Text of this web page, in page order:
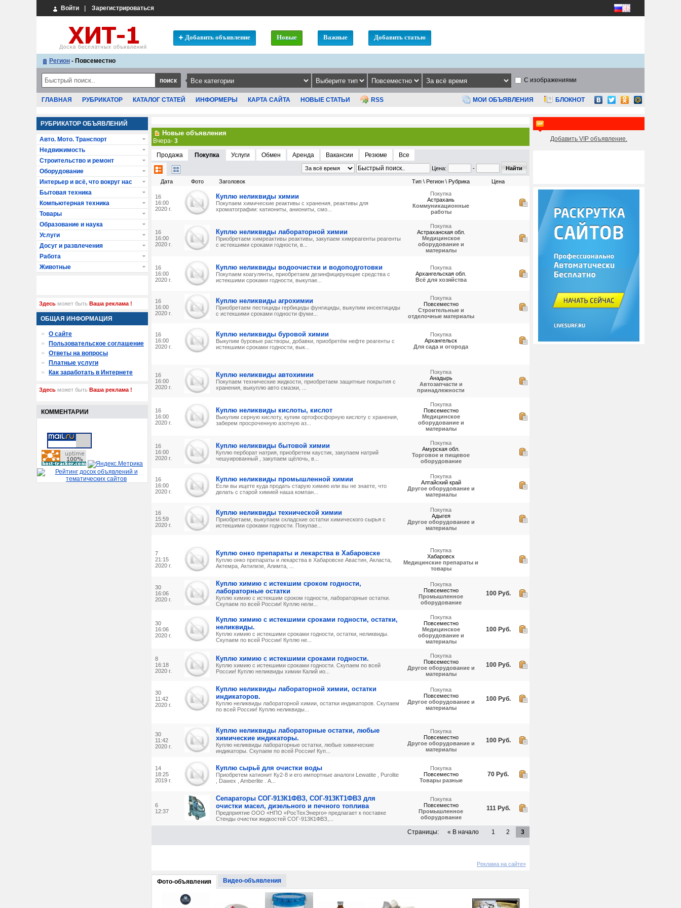
Войти Зарегистрироваться
Добавить объявление Новые Важные Добавить статью
Регион - Повсеместно
С изображениями
ГЛАВНАЯ РУБРИКАТОР КАТАЛОГ СТАТЕЙ ИНФОРМЕРЫ КАРТА САЙТА НОВЫЕ СТАТЬИ RSS МОИ ОБЪЯВЛЕНИЯ БЛОКНОТ
Новые объявления
Вчера- 3
Продажа
Покупка Услуги Обмен Аренда Вакансии Резюме Все
Цена: -
Дата Фото Заголовок Тип \ Регион \ Рубрика Цена
16
16:00
2020 г.
Куплю неликвиды химии
Покупаем химические реактивы с хранения, реактивы для
хроматографии: катиониты, аниониты, смо...
Покупка
Астрахань
Коммуникационные
работы
16
16:00
2020 г.
Куплю неликвиды лабораторной химии
Приобретаем химреактивы реактивы, закупаем химреагенты реагенты
с истекшими сроками годности, в...
Покупка
Астраханская обл.
Медицинское
оборудование и
материалы
16
16:00
2020 г.
Куплю неликвиды водоочистки и водоподготовки
Покупаем коагулянты, приобретаем дезинфицирующие средства с
истекшими сроками годности, выкупае...
Покупка
Архангельская обл.
Всё для хозяйства
16
16:00
2020 г.
Куплю неликвиды агрохимии
Приобретаем пестициды гербициды фунгициды, выкупим инсектициды
с истекшими сроками годности фуми...
Покупка
Повсеместно
Строительные и
отделочные материалы
16
16:00
2020 г.
Куплю неликвиды буровой химии
Выкупим буровые растворы, добавки, приобретём нефте реагенты с
истекшими сроками годности, вык...
Покупка
Архангельск
Для сада и огорода
16
16:00
2020 г.
Куплю неликвиды автохимии
Покупаем технические жидкости, приобретаем защитные покрытия с
хранения, выкуплю авто смазки, ...
Покупка
Анадырь
Автозапчасти и
принадлежности
16
16:00
2020 г.
Куплю неликвиды кислоты, кислот
Выкупим серную кислоту, купим ортофосфорную кислоту с хранения,
заберем просроченную азотную аз...
Покупка
Повсеместно
Медицинское
оборудование и
материалы
16
16:00
2020 г.
Куплю неликвиды бытовой химии
Куплю перборат натрия, приобретем каустик, закупаем натрий
чешуированный , закупаем щёлочь, в...
Покупка
Амурская обл.
Торговое и пищевое
оборудование
16
16:00
2020 г.
Куплю неликвиды промышленной химии
Если вы ищете куда продать старую химию или вы не знаете, что
делать с старой химией наша компан...
Покупка
Алтайский край
Другое оборудование и
материалы
16
15:59
2020 г.
Куплю неликвиды технической химии
Приобретаем, выкупаем складские остатки химического сырья с
истекшими сроками годности. Покупае...
Покупка
Адыгея
Другое оборудование и
материалы
7
21:15
2020 г.
Куплю онко препараты и лекарства в Хабаровске
Куплю онко препараты и лекарства в Хабаровске Авастин, Акласта,
Актемра, Актилизе, Алимта, ...
Покупка
Хабаровск
Медицинские препараты и
товары
30
16:06
2020 г.
Куплю химию с истекшим сроком годности,
лабораторные остатки
Куплю химию с истекшим сроком годности, лабораторные остатки.
Скупаем по всей России! Куплю нели...
Покупка
Повсеместно
Промышленное
оборудование
100 Руб.
30
16:06
2020 г.
Куплю химию с истекшими сроками годности, остатки,
неликвиды.
Куплю химию с истекшими сроками годности, остатки, неликвиды.
Скупаем по всей России! Куплю не...
Покупка
Повсеместно
Медицинское
оборудование и
материалы
100 Руб.
8
16:18
2020 г.
Куплю химию с истекшими сроками годности.
Куплю химию с истекшими сроками годности. Скупаем по всей
России! Куплю неликвиды химии Калий ио...
Покупка
Повсеместно
Другое оборудование и
материалы
100 Руб.
30
11:42
2020 г.
Куплю неликвиды лабораторной химии, остатки
индикаторов.
Куплю неликвиды лабораторной химии, остатки индикаторов. Скупаем
по всей России! Куплю неликвиды...
Покупка
Повсеместно
Другое оборудование и
материалы
100 Руб.
30
11:42
2020 г.
Куплю неликвиды лабораторные остатки, любые
химические индикаторы.
Куплю неликвиды лабораторные остатки, любые химические
индикаторы. Скупаем по всей России! Куп...
Покупка
Повсеместно
Другое оборудование и
материалы
100 Руб.
14
18:25
2019 г.
Куплю сырьё для очистки воды
Приобретем катионит Ку2-8 и его импортные аналоги Lewatite , Purolite
, Dawex , Amberlite . А...
Покупка
Повсеместно
Товары разные
70 Руб.
6
12:37
Сепараторы СОГ-913К1ФВЗ, СОГ-913КТ1ФВЗ для
очистки масел, дизельного и печного топлива
Предприятие ООО «НПО «РосТехЭнерго» предлагает к поставке
Стенды очистки жидкостей СОГ-913К1ФВЗ,...
Покупка
Повсеместно
Промышленное
оборудование
111 Руб.
Страницы: « В начало 1 2 3
Реклама на сайте»
Фото-объявления Видео-объявления
РУБРИКАТОР ОБЪЯВЛЕНИЙ
Авто. Мото. Транспорт
Недвижимость
Строительство и ремонт
Оборудование
Интерьер и всё, что вокруг нас
Бытовая техника
Компьютерная техника
Товары
Образование и наука
Услуги
Досуг и развлечения
Работа
Животные
Здесь может быть Ваша реклама !
ОБЩАЯ ИНФОРМАЦИЯ
О сайте
Пользовательское соглашение
Ответы на вопросы
Платные услуги
Как заработать в Интернете
Здесь может быть Ваша реклама !
КОММЕНТАРИИ
Добавить VIP объявление.